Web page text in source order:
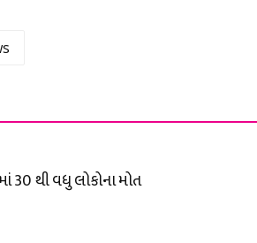
30 થી વધુ લોકોના મોત